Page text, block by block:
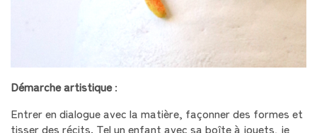
Démarche artistique:
Entrer en dialogue avec la matière, façonner des formes et
tisser des récits. Tel un enfant avec sa boîte à jouets, je